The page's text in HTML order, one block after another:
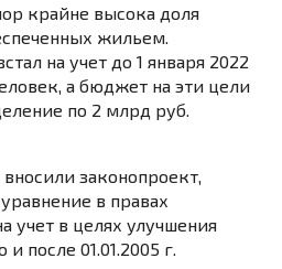
крайне высока доля
жильем.
на учет до 1 января 2022
а бюджет на эти цели
по 2 млрд руб.
законопроект,
в правах
учет в целях улучшения
после 01.01.2005 г.